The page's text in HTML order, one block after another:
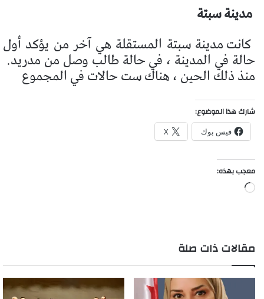
مدينة سبتة
كانت مدينة سبتة المستقلة هي آخر من يؤكد أول
حالة في المدينة ، في حالة طالب وصل من مدريد.
منذ ذلك الحين ، هناك ست حالات في المجموع
شارك هذا الموضوع:
فيس بوك X
معجب بهذه:
جاري
مقالات ذات صلة